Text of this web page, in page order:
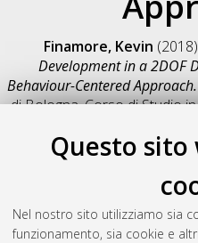
Questo sito
Nel nostro sito utilizziamo sia
funzionamento, sia cookie e
Finamore, Kevin
Development in a 2DOF
Behaviour-Centered Approach.
di Bologna, Corso di Studio
Salva
Il full-text non è disponibile